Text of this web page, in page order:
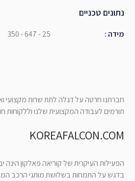
נתונים טכניים
350 - 647 - 25 : מידה
חברתנו חרטה על דגלה לתת שרות מקצועי
תורמים לעבודה המקצועית שלנו וללקוחות
KOREAFALCON.COM
הפעילות העיקרית של קוריאה פאלקון הינה
בדגש על התמחות בשלושת מותגי הרכב